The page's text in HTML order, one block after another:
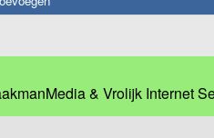
& Vrolijk Internet